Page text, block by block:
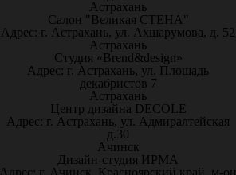
Астрахань
Салон "Великая СТЕНА"
Адрес: г. Астрахань, ул. Ахшарумова, д. 52
Астрахань
Студия «Brend&design»
Адрес: г. Астрахань, ул. Площадь
декабристов 7
Астрахань
Центр дизайна DECOLE
Адрес: г. Астрахань, ул. Адмиралтейская
д.30
Ачинск
Дизайн-студия ИРМА
Адрес: г. Ачинск, Красноярский край, м-он